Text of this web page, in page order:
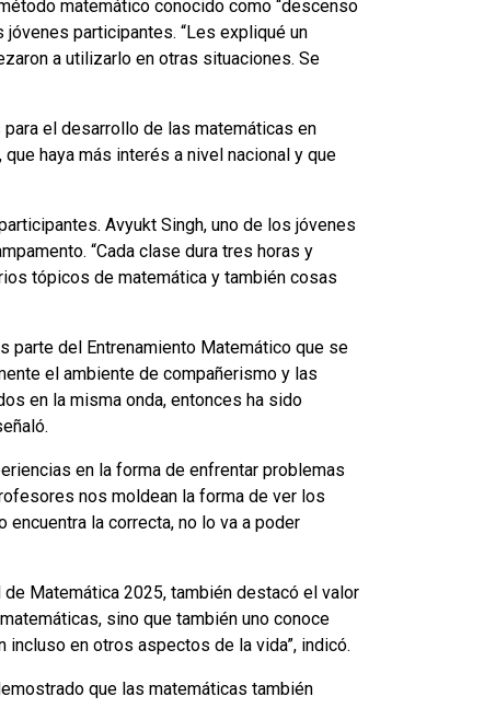
matemático conocido como “descenso
participantes. “Les expliqué un
a utilizarlo en otras situaciones. Se
el desarrollo de las matemáticas en
haya más interés a nivel nacional y que
Avyukt Singh, uno de los jóvenes
“Cada clase dura tres horas y
tópicos de matemática y también cosas
parte del Entrenamiento Matemático que se
el ambiente de compañerismo y las
en la misma onda, entonces ha sido
en la forma de enfrentar problemas
nos moldean la forma de ver los
encuentra la correcta, no lo va a poder
Matemática 2025, también destacó el valor
sino que también uno conoce
en otros aspectos de la vida”, indicó.
que las matemáticas también